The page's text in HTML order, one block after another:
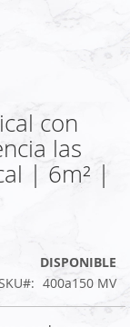
con
las
| 6m² |
DISPONIBLE
400a150 MV